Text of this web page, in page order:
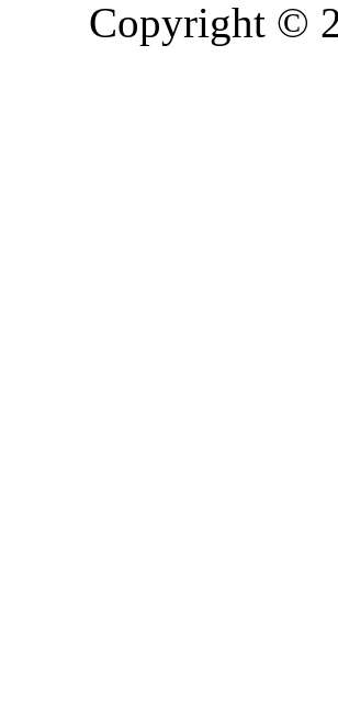
Copyright ©